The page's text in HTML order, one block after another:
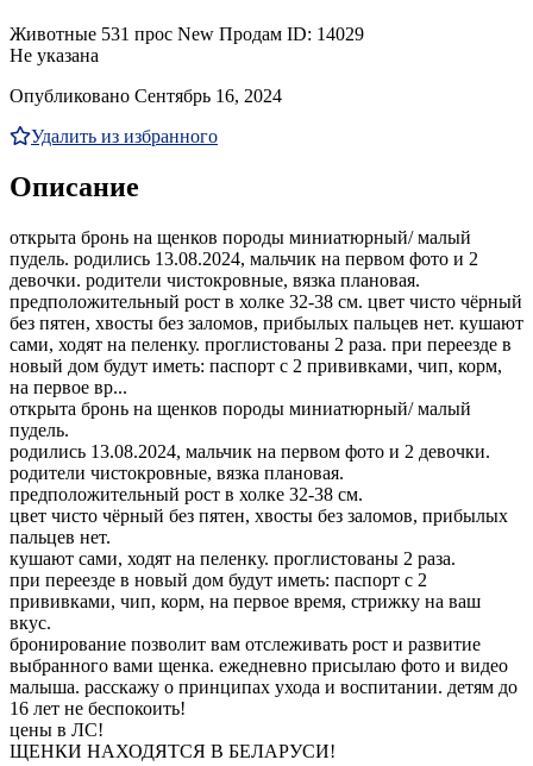
Животные 531 прос New Продам ID: 14029
Не указана
Опубликовано Сентябрь 16, 2024
Удалить из избранного
Описание
открыта бронь на щенков породы миниатюрный/ малый
пудель. родились 13.08.2024, мальчик на первом фото и 2
девочки. родители чистокровные, вязка плановая.
предположительный рост в холке 32-38 см. цвет чисто чёрный
без пятен, хвосты без заломов, прибылых пальцев нет. кушают
сами, ходят на пеленку. проглистованы 2 раза. при переезде в
новый дом будут иметь: паспорт с 2 прививками, чип, корм,
на первое вр...
открыта бронь на щенков породы миниатюрный/ малый
пудель.
родились 13.08.2024, мальчик на первом фото и 2 девочки.
родители чистокровные, вязка плановая.
предположительный рост в холке 32-38 см.
цвет чисто чёрный без пятен, хвосты без заломов, прибылых
пальцев нет.
кушают сами, ходят на пеленку. проглистованы 2 раза.
при переезде в новый дом будут иметь: паспорт с 2
прививками, чип, корм, на первое время, стрижку на ваш
вкус.
бронирование позволит вам отслеживать рост и развитие
выбранного вами щенка. ежедневно присылаю фото и видео
малыша. расскажу о принципах ухода и воспитании. детям до
16 лет не беспокоить!
цены в ЛС!
ЩЕНКИ НАХОДЯТСЯ В БЕЛАРУСИ!